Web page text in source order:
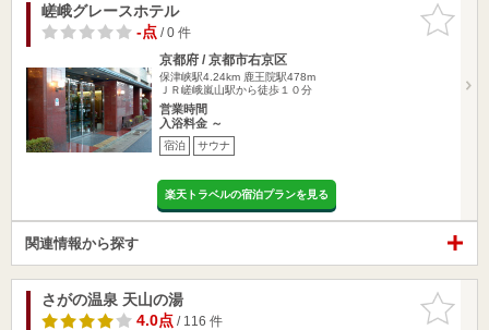
お気に入
りに追加
嵯峨グレースホテル
-点/ 0 件
京都府 / 京都市右京区
保津峡駅4.24km 鹿王院駅478m
ＪＲ嵯峨嵐山駅から徒歩１０分
営業時間
入浴料金 ～
宿泊 サウナ
楽天トラベルの宿泊プランを見る
関連情報から探す
お気に入
りに追加
さがの温泉 天山の湯
4.0点/ 116 件